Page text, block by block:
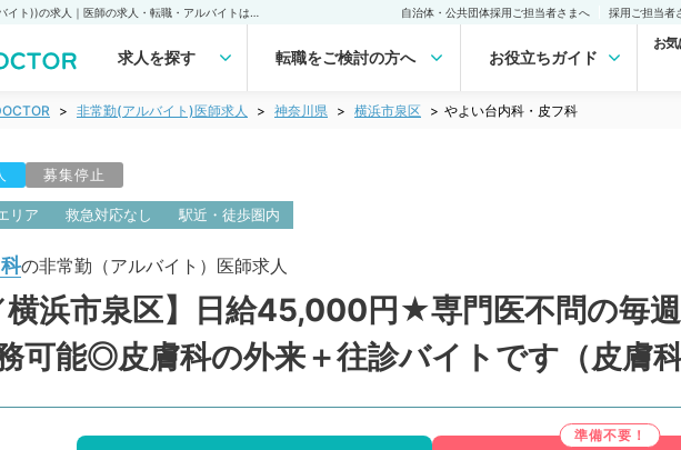
自治体・公共団体採用ご担当者さまへ 採用ご担当者
求人を探す 転職をご検討の方へ お役立ちガイド
お
非常勤(アルバイト)医師求人 神奈川県 横浜市泉区 やよい台内科・皮フ科
募集停止
リア 救急対応なし 駅近・徒歩圏内
の非常勤（アルバイト）医師求人
横浜市泉区】日給45,000円★専門医不問の毎
可能◎皮膚科の外来＋往診バイトです（皮膚